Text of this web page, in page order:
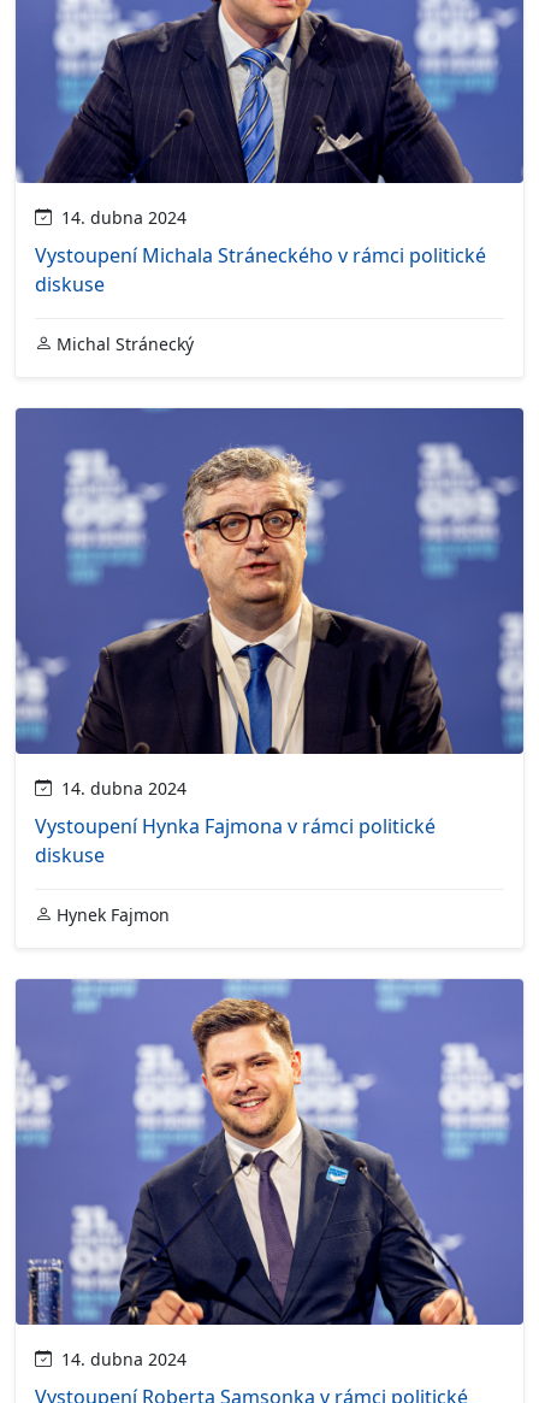
14. dubna 2024
Vystoupení Michala Stráneckého v rámci politické
diskuse
Michal Stránecký
14. dubna 2024
Vystoupení Hynka Fajmona v rámci politické
diskuse
Hynek Fajmon
14. dubna 2024
Vystoupení Roberta Samsonka v rámci politické